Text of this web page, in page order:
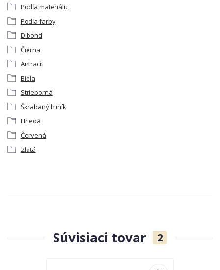
Podľa materiálu
Podľa farby
Dibond
Čierna
Antracit
Biela
Strieborná
Škrabaný hliník
Hnedá
Červená
Zlatá
Súvisiaci tovar 2